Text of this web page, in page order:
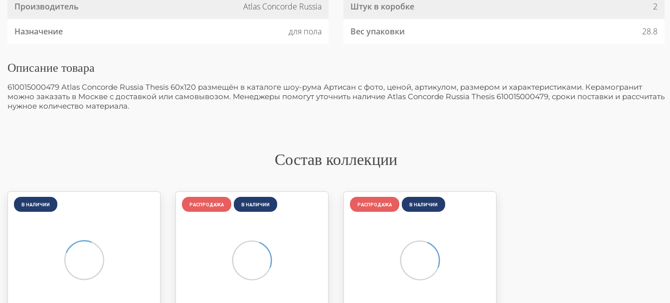
Производитель Atlas Concorde Russia
Назначение для пола
Штук в коробке 2
Вес упаковки 28.8
Описание товара
610015000479 Atlas Concorde Russia Thesis 60x120 размещён в каталоге шоу-рума Артисан с фото, ценой, артикулом, размером и характеристиками. Керамогранит
можно заказать в Москве с доставкой или самовывозом. Менеджеры помогут уточнить наличие Atlas Concorde Russia Thesis 610015000479, сроки поставки и рассчитать
нужное количество материала.
Состав коллекции
В НАЛИЧИИ РАСПРОДАЖА В НАЛИЧИИ РАСПРОДАЖА В НАЛИЧИИ